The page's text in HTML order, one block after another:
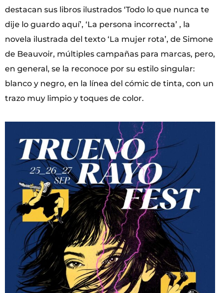
destacan sus libros ilustrados ‘Todo lo que nunca te
dije lo guardo aquí’, ‘La persona incorrecta’ , la
novela ilustrada del texto ‘La mujer rota’, de Simone
de Beauvoir, múltiples campañas para marcas, pero,
en general, se la reconoce por su estilo singular:
blanco y negro, en la línea del cómic de tinta, con un
trazo muy limpio y toques de color.